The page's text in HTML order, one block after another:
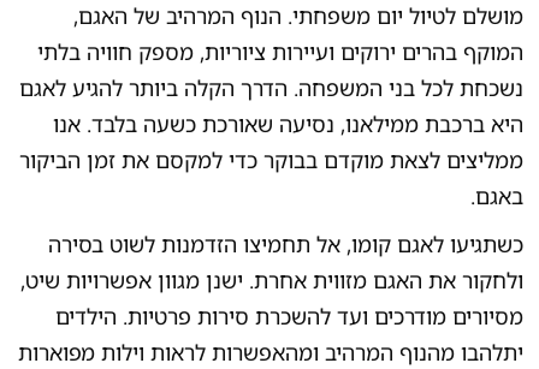
מושלם לטיול יום משפחתי. הנוף המרהיב של האגם,
המוקף בהרים ירוקים ועיירות ציוריות, מספק חוויה בלתי
נשכחת לכל בני המשפחה. הדרך הקלה ביותר להגיע לאגם
היא ברכבת ממילאנו, נסיעה שאורכת כשעה בלבד. אנו
ממליצים לצאת מוקדם בבוקר כדי למקסם את זמן הביקור
באגם.
כשתגיעו לאגם קומו, אל תחמיצו הזדמנות לשוט בסירה
ולחקור את האגם מזווית אחרת. ישנן מגוון אפשרויות שיט,
מסיורים מודרכים ועד להשכרת סירות פרטיות. הילדים
יתלהבו מהנוף המרהיב ומהאפשרות לראות וילות מפוארות